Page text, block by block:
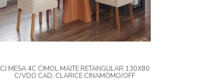
CJ MESA 4C CIMOL MAITE RETANGULAR 130X80
C/VDO CAD. CLARICE CINAMOMO/OFF